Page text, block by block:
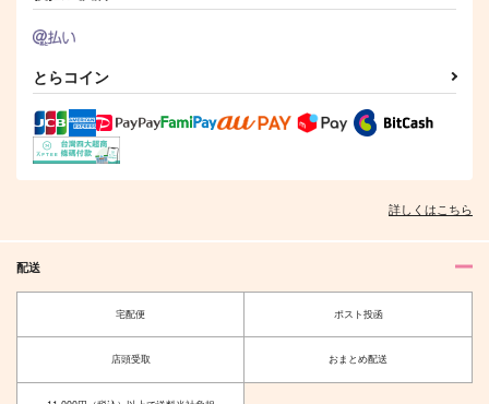
とらコイン
詳しくはこちら
配送
宅配便 ポスト投函
店頭受取 おまとめ配送